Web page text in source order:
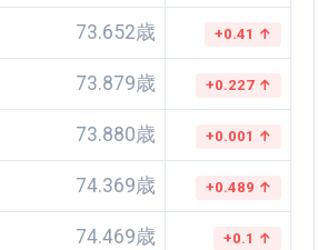
73.652歳 +0.41 ↑
73.879歳 +0.227 ↑
73.880歳 +0.001 ↑
74.369歳 +0.489 ↑
74.469歳 +0.1 ↑